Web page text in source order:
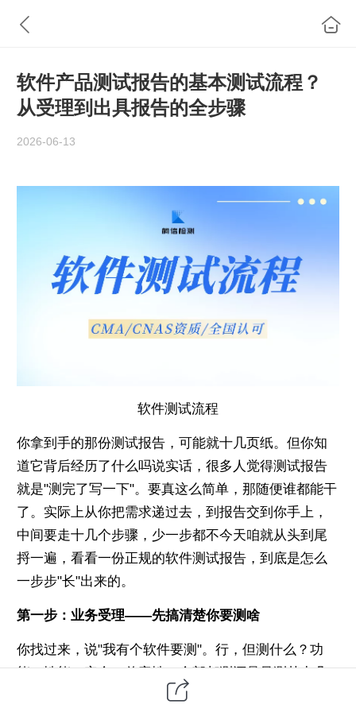
软件产品测试报告的基本测试流程？
从受理到出具报告的全步骤
2026-06-13
软件测试流程
你拿到手的那份测试报告，可能就十几页纸。但你知
道它背后经历了什么吗说实话，很多人觉得测试报告
就是"测完了写一下"。要真这么简单，那随便谁都能干
了。实际上从你把需求递过去，到报告交到你手上，
中间要走十几个步骤，少一步都不今天咱就从头到尾
捋一遍，看看一份正规的软件测试报告，到底是怎么
一步步"长"出来的。
第一步：业务受理——先搞清楚你要测啥
你找过来，说"我有个软件要测"。行，但测什么？功
能？性能？安全？兼容性？全部都测还是只测其中几